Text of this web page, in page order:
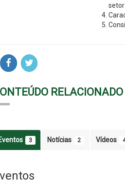
RELACIONADO
3 Notícias 2 Vídeos